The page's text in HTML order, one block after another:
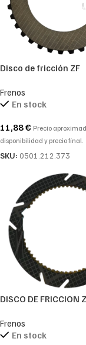
Disco de fricción ZF
Frenos
En stock
11,88€ Precio
disponibilidad y precio final.
SKU: 0501.212.373
DISCO DE FRICCION
4474 252 033
Frenos
En stock